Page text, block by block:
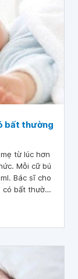
bất thường
từ lúc hơn
Mỗi cữ bú
Bác sĩ cho
bất thường